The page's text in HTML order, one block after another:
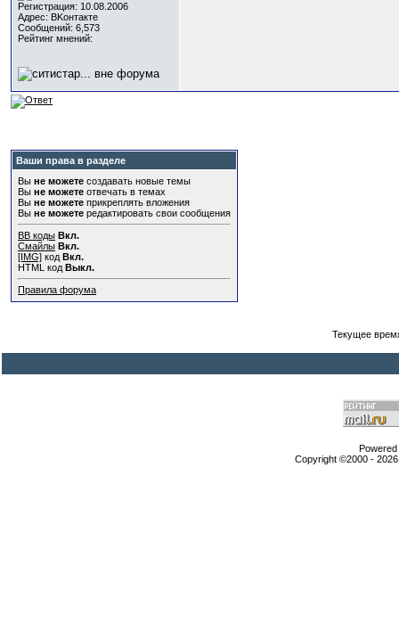
Регистрация: 10.08.2006
Адрес: BKонтактe
Сообщений: 6,573
Рейтинг мнений:
Ваши права в разделе
Вы не можете создавать новые темы
Вы не можете отвечать в темах
Вы не можете прикреплять вложения
Вы не можете редактировать свои сообщения
BB коды Вкл.
Смайлы Вкл.
[IMG] код Вкл.
HTML код Выкл.
Правила форума
Текущее
Copyright ©2000 -